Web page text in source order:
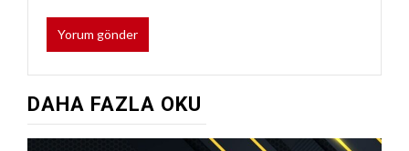
DAHA FAZLA OKU